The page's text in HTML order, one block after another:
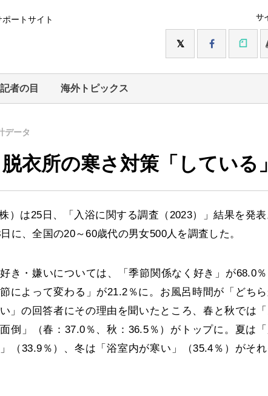
ートサイト サ
記者の目 海外トピックス
データ
衣所の寒さ対策「している
）は25日、「入浴に関する調査（2023）」結果を発
に、全国の20～60歳代の男女500人を調査した。
き・嫌いについては、「季節関係なく好き」が68.0
によって変わる」が21.2％に。お風呂時間が「どちら
」の回答者にその理由を聞いたところ、春と秋では
倒」（春：37.0％、秋：36.5％）がトップに。夏は
（33.9％）、冬は「浴室内が寒い」（35.4％）がそ